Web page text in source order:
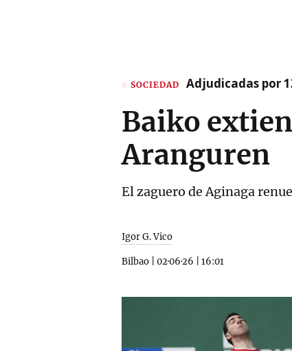
SOCIEDAD Adjudicadas por
Baiko
Aranguren
El zaguero de Aginaga
Igor G. Vico
Bilbao 02·06·26 16:01